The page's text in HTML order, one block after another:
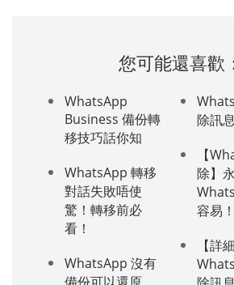
您可能還喜歡
WhatsApp
Business 備份轉
移技巧話你知
WhatsApp 轉移
對話失敗唔使
驚！轉移前必
看！
WhatsApp 沒有
除訊
【
除】
容易！
【詳